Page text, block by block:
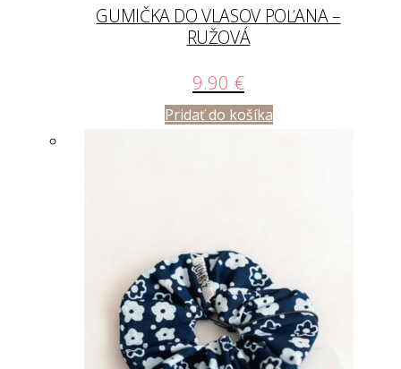
GUMIČKA DO VLASOV POĽANA –
RUŽOVÁ
9.90 €
Pridať do košíka